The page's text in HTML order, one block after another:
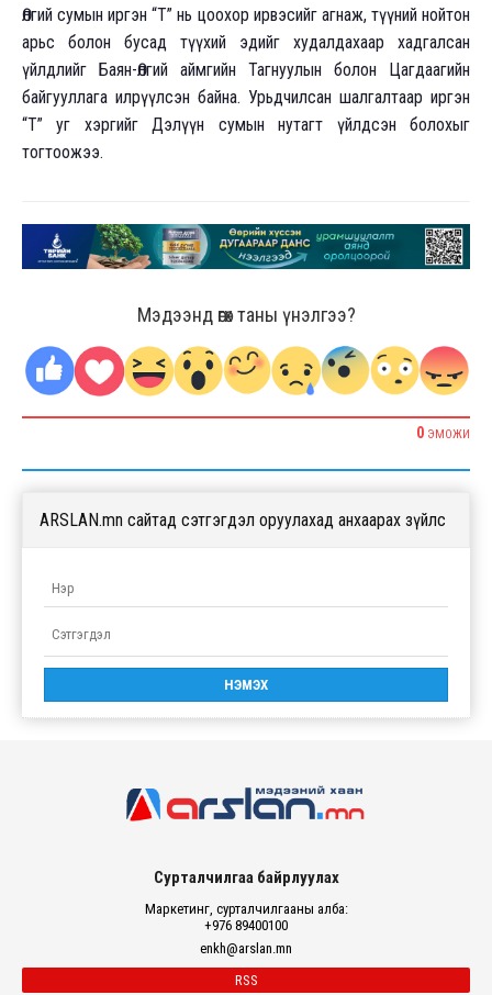
Өлгий сумын иргэн “Т” нь цоохор ирвэсийг агнаж, түүний нойтон
арьс болон бусад түүхий эдийг худалдахаар хадгалсан
үйлдлийг Баян-Өлгий аймгийн Тагнуулын болон Цагдаагийн
байгууллага илрүүлсэн байна. Урьдчилсан шалгалтаар иргэн
“Т” уг хэргийг Дэлүүн сумын нутагт үйлдсэн болохыг
тогтоожээ.
Мэдээнд өгөх таны үнэлгээ?
0 ЭМОЖИ
ARSLAN.mn сайтад сэтгэгдэл оруулахад анхаарах зүйлс
Сурталчилгаа байрлуулах
Маркетинг, сурталчилгааны алба:
+976 89400100
enkh@arslan.mn
RSS